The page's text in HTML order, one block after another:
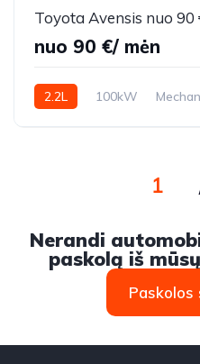
nuo 90 €/ mėn
2.2L 100kW
1
Nerandi
paskolą iš
Paskolos